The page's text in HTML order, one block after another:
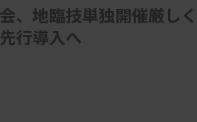
、地臨技単独開催厳
行導入へ